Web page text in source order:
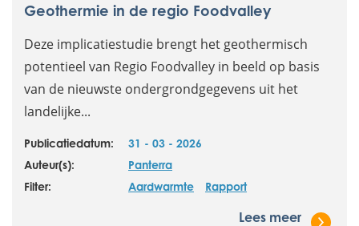
Geothermie in de regio Foodvalley
Deze implicatiestudie brengt het geothermisch
potentieel van Regio Foodvalley in beeld op basis
van de nieuwste ondergrondgegevens uit het
landelijke...
Publicatiedatum:
31 - 03 - 2026
Auteur(s):
Panterra
Filter:
Aardwarmte Rapport
Lees meer